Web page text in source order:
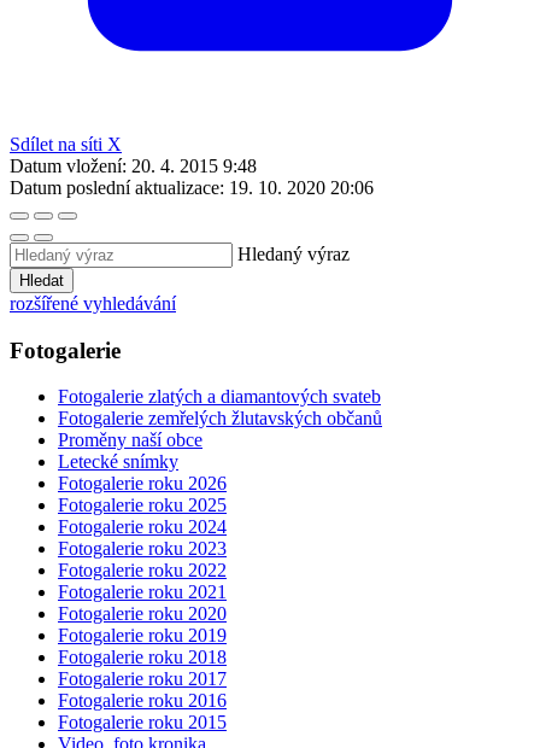
Sdílet na síti X
Datum vložení: 20. 4. 2015 9:48
Datum poslední aktualizace: 19. 10. 2020 20:06
Hledaný výraz
Hledat
rozšířené vyhledávání
Fotogalerie
Fotogalerie zlatých a diamantových svateb
Fotogalerie zemřelých žlutavských občanů
Proměny naší obce
Letecké snímky
Fotogalerie roku 2026
Fotogalerie roku 2025
Fotogalerie roku 2024
Fotogalerie roku 2023
Fotogalerie roku 2022
Fotogalerie roku 2021
Fotogalerie roku 2020
Fotogalerie roku 2019
Fotogalerie roku 2018
Fotogalerie roku 2017
Fotogalerie roku 2016
Fotogalerie roku 2015